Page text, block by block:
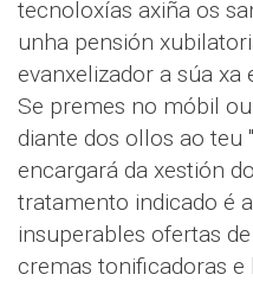
tecnoloxías axiña os
unha pensión
evanxelizador a súa xa
Se premes no móbil
diante dos ollos ao teu
encargará da xestión
tratamento indicado é
insuperables ofertas
cremas tonificadoras e